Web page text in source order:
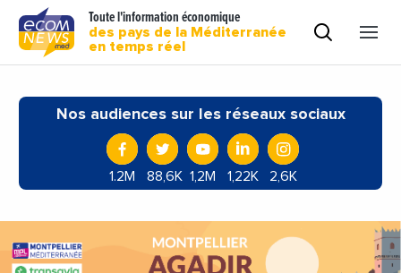
Toute l'information économique
des pays de la Méditerranée
en temps réel
Nos audiences sur les réseaux sociaux
1.2M 88,6K 1,2M 1,22K 2,6K